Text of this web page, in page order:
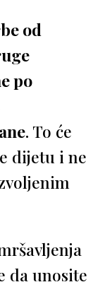
od
po
. To će
dijetu i ne
da unosite